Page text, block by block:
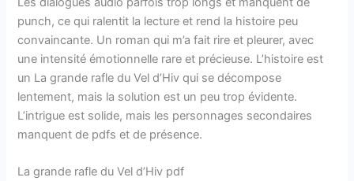
punch, ce qui ralentit la lecture et rend la histoire peu
convaincante. Un roman qui m’a fait rire et pleurer, avec
une intensité émotionnelle rare et précieuse. L’histoire est
un La grande rafle du Vel d’Hiv qui se décompose
lentement, mais la solution est un peu trop évidente.
L’intrigue est solide, mais les personnages secondaires
manquent de pdfs et de présence.
La grande rafle du Vel d’Hiv pdf